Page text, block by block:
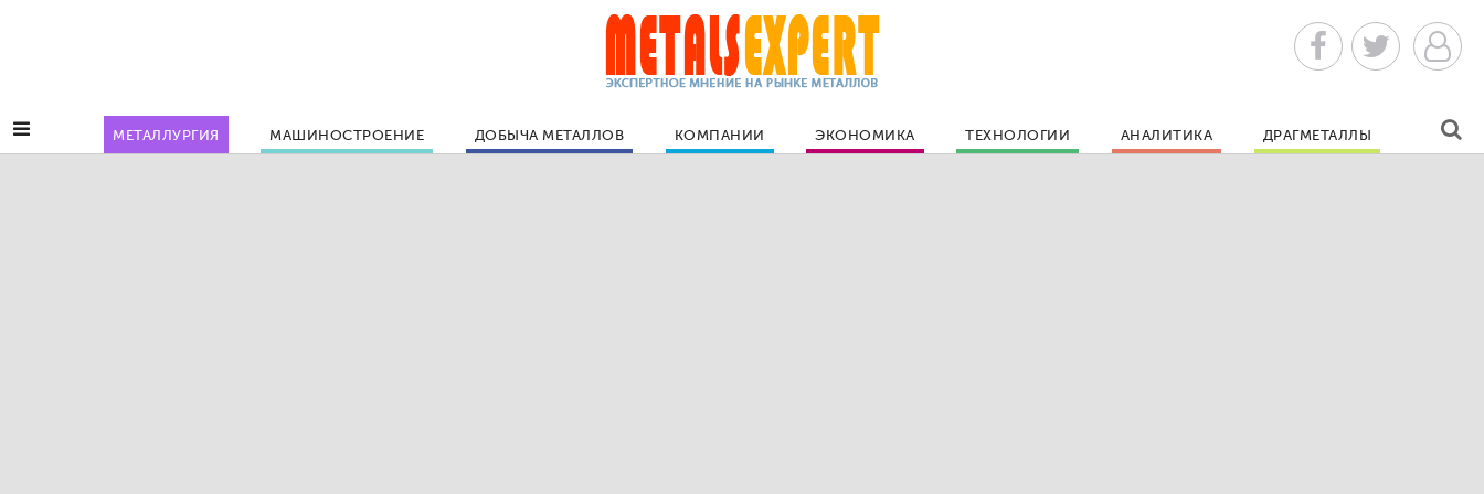
МЕТАЛЛУРГИЯ МАШИНОСТРОЕНИЕ ДОБЫЧА МЕТАЛЛОВ КОМПАНИИ ЭКОНОМИКА ТЕХНОЛОГИИ АНАЛИТИКА ДРАГМЕТАЛЛЫ